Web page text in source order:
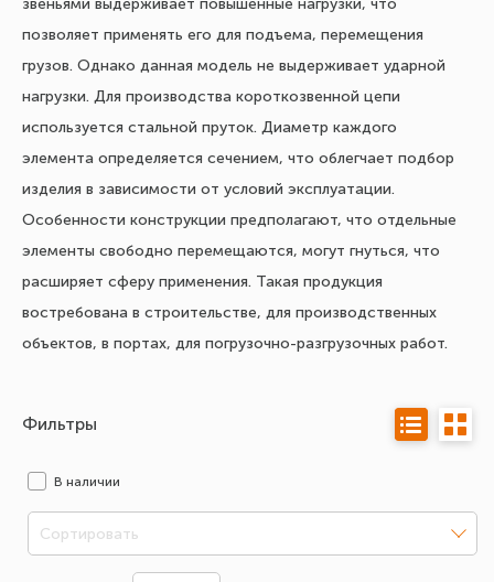
звеньями выдерживает повышенные нагрузки, что
позволяет применять его для подъема, перемещения
грузов. Однако данная модель не выдерживает ударной
нагрузки. Для производства короткозвенной цепи
используется стальной пруток. Диаметр каждого
элемента определяется сечением, что облегчает подбор
изделия в зависимости от условий эксплуатации.
Особенности конструкции предполагают, что отдельные
элементы свободно перемещаются, могут гнуться, что
расширяет сферу применения. Такая продукция
востребована в строительстве, для производственных
объектов, в портах, для погрузочно-разгрузочных работ.
Фильтры
В наличии
Сортировать